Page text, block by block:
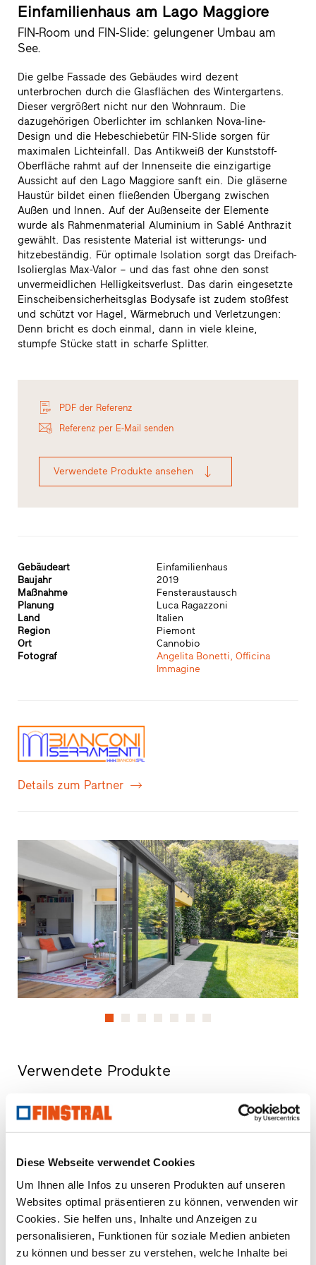
Diese Webseite verwendet Cookies
Um Ihnen alle Infos zu unseren Produkten auf unseren
Websites optimal präsentieren zu können, verwenden wir
Cookies. Sie helfen uns, Inhalte und Anzeigen zu
personalisieren, Funktionen für soziale Medien anbieten
zu können und besser zu verstehen, welche Inhalte bei
Einfamilienhaus am Lago Maggiore
FIN-Room und FIN-Slide: gelungener Umbau am
See.
Die gelbe Fassade des Gebäudes wird dezent
unterbrochen durch die Glasflächen des Wintergartens.
Dieser vergrößert nicht nur den Wohnraum. Die
dazugehörigen Oberlichter im schlanken Nova-line-
Design und die Hebeschiebetür FIN-Slide sorgen für
maximalen Lichteinfall. Das Antikweiß der Kunststoff-
Oberfläche rahmt auf der Innenseite die einzigartige
Aussicht auf den Lago Maggiore sanft ein. Die gläserne
Haustür bildet einen fließenden Übergang zwischen
Außen und Innen. Auf der Außenseite der Elemente
wurde als Rahmenmaterial Aluminium in Sablé Anthrazit
gewählt. Das resistente Material ist witterungs- und
hitzebeständig. Für optimale Isolation sorgt das Dreifach-
Isolierglas Max-Valor – und das fast ohne den sonst
unvermeidlichen Helligkeitsverlust. Das darin eingesetzte
Einscheibensicherheitsglas Bodysafe ist zudem stoßfest
und schützt vor Hagel, Wärmebruch und Verletzungen:
Denn bricht es doch einmal, dann in viele kleine,
stumpfe Stücke statt in scharfe Splitter.
PDF der Referenz
Referenz per E-Mail senden
Verwendete Produkte ansehen
Gebäudeart
Einfamilienhaus
Baujahr
2019
Maßnahme
Fensteraustausch
Planung
Luca Ragazzoni
Land
Italien
Region
Piemont
Ort
Cannobio
Fotograf
Angelita Bonetti, Officina
Immagine
Details zum Partner
Verwendete Produkte
Uw - Wärmedurchgangskoeffizient des Fensterelementes
w
festgestellt)
FIN-Window Nova-line N 90+8
Aluminium-Kunststoff
Produktdatenblatt downloaden